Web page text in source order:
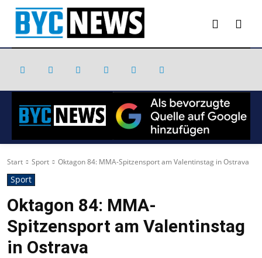
Start Sport Oktagon 84: MMA-Spitzensport am Valentinstag in Ostrava
Sport
Oktagon 84: MMA-
Spitzensport am Valentinstag
in Ostrava